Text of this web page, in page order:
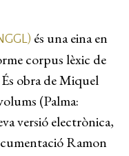
és una eina en
corpus lèxic de
obra de Miquel
(Palma:
versió electrònica,
Ramon